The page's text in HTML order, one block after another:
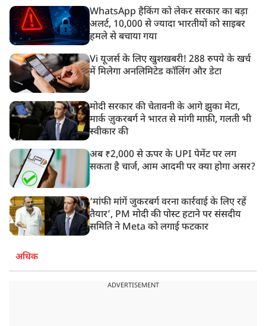
WhatsApp हैकिंग को लेकर सरकार का बड़ा
अलर्ट, 10,000 से ज्यादा भारतीयों को साइबर
हमले से बचाया गया
Vi यूजर्स के लिए खुशखबरी! 288 रुपये के खर्च
में मिलेगा अनलिमिटेड कॉलिंग और डेटा
मोदी सरकार की चेतावनी के आगे झुका मेटा,
मार्क ज़ुकरबर्ग ने भारत से मांगी माफ़ी, गलती भी
स्वीकार की
अब ₹2,000 से ऊपर के UPI पेमेंट पर लग
सकता है चार्ज, आम आदमी पर क्या होगा असर?
‘मांफी मांगें जुकरबर्ग वरना कार्रवाई के लिए रहें
तैयार’, PM मोदी की पोस्ट हटाने पर संसदीय
समिति ने Meta को लगाई फटकार
अधिक
ADVERTISEMENT